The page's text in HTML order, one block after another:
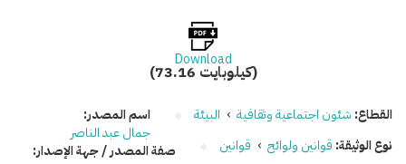
Download
(73.16 كيلوبايت)
القطاع: شئون اجتماعية وثقافية › البيئة
نوع الوثيقة: قوانين ولوائح › قوانين
اسم المصدر:
جمال عبد الناصر
صفة المصدر / جهة الإصدار: